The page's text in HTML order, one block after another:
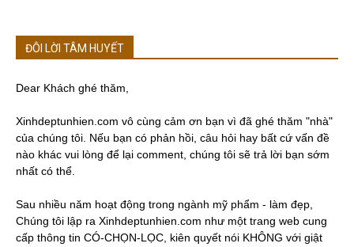
ĐÔI LỜI TÂM HUYẾT
Dear Khách ghé thăm,
Xinhdeptunhien.com vô cùng cảm ơn bạn vì đã ghé thăm "nhà"
của chúng tôi. Nếu bạn có phản hồi, câu hỏi hay bất cứ vấn đề
nào khác vui lòng để lại comment, chúng tôi sẽ trả lời bạn sớm
nhất có thể.
Sau nhiều năm hoạt động trong ngành mỹ phẩm - làm đẹp,
Chúng tôi lập ra Xinhdeptunhien.com như một trang web cung
cấp thông tin CÓ-CHỌN-LỌC, kiên quyết nói KHÔNG với giật